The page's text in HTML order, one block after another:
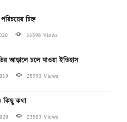
চিহ্ন
33598 Views
আড়ালে চলে যাওয়া ইতিহাস
25993 Views
কথা
23503 Views